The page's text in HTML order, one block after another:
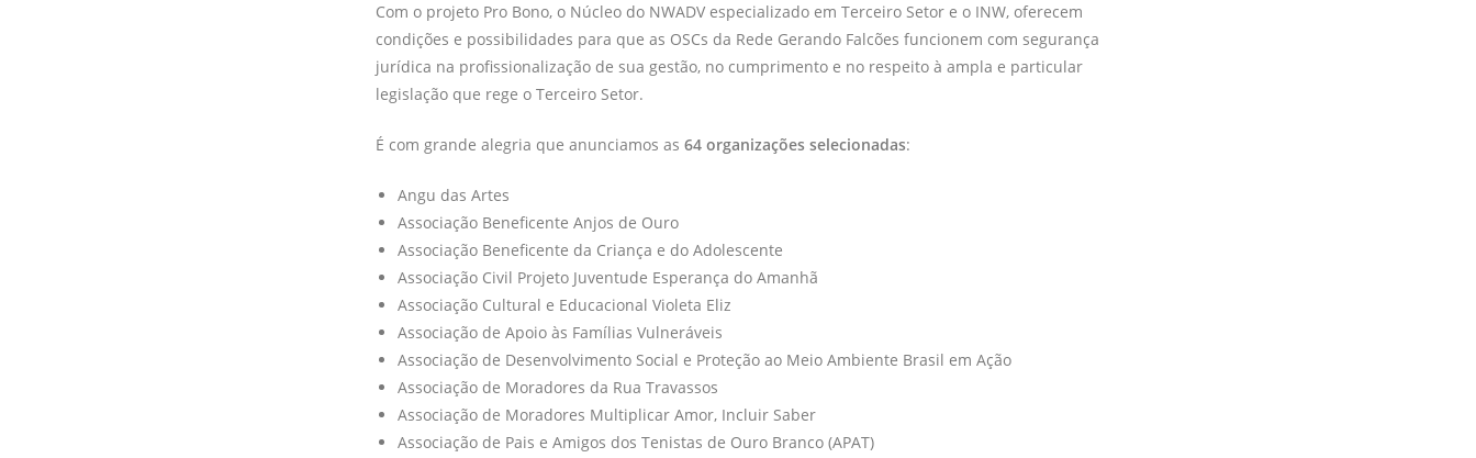
Com o projeto Pro Bono, o Núcleo do NWADV especializado em Terceiro Setor e o INW, oferecem
condições e possibilidades para que as OSCs da Rede Gerando Falcões funcionem com segurança
jurídica na profissionalização de sua gestão, no cumprimento e no respeito à ampla e particular
legislação que rege o Terceiro Setor.
É com grande alegria que anunciamos as 64 organizações selecionadas:
Angu das Artes
Associação Beneficente Anjos de Ouro
Associação Beneficente da Criança e do Adolescente
Associação Civil Projeto Juventude Esperança do Amanhã
Associação Cultural e Educacional Violeta Eliz
Associação de Apoio às Famílias Vulneráveis
Associação de Desenvolvimento Social e Proteção ao Meio Ambiente Brasil em Ação
Associação de Moradores da Rua Travassos
Associação de Moradores Multiplicar Amor, Incluir Saber
Associação de Pais e Amigos dos Tenistas de Ouro Branco (APAT)